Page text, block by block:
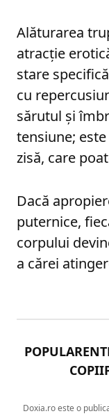
Alăturarea
atracție
stare
cu
sărutul și
tensiune;
zisă, care
Dacă
puternice,
corpului
a cărei
POPULAR
COPII
Doxia.ro este o